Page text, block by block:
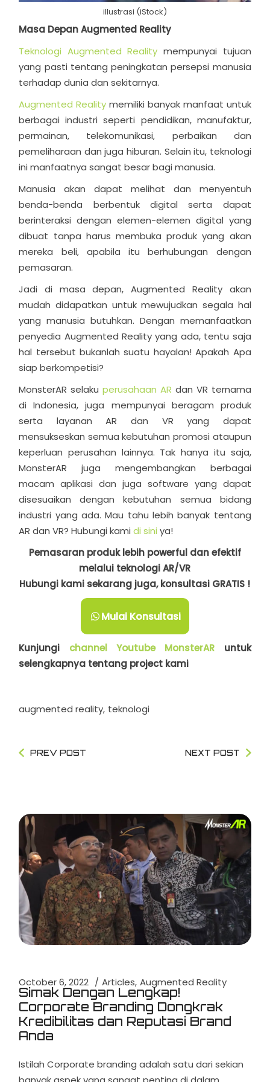
illustrasi (iStock)
Masa Depan Augmented Reality
Teknologi Augmented Reality mempunyai tujuan
yang pasti tentang peningkatan persepsi manusia
terhadap dunia dan sekitarnya.
Augmented Reality memiliki banyak manfaat untuk
berbagai industri seperti pendidikan, manufaktur,
permainan, telekomunikasi, perbaikan dan
pemeliharaan dan juga hiburan. Selain itu, teknologi
ini manfaatnya sangat besar bagi manusia.
Manusia akan dapat melihat dan menyentuh
benda-benda berbentuk digital serta dapat
berinteraksi dengan elemen-elemen digital yang
dibuat tanpa harus membuka produk yang akan
mereka beli, apabila itu berhubungan dengan
pemasaran.
Jadi di masa depan, Augmented Reality akan
mudah didapatkan untuk mewujudkan segala hal
yang manusia butuhkan. Dengan memanfaatkan
penyedia Augmented Reality yang ada, tentu saja
hal tersebut bukanlah suatu hayalan! Apakah Apa
siap berkompetisi?
MonsterAR selakuperusahaan AR dan VR ternama
di Indonesia, juga mempunyai beragam produk
serta layanan AR dan VR yang dapat
mensukseskan semua kebutuhan promosi ataupun
keperluan perusahan lainnya. Tak hanya itu saja,
MonsterAR juga mengembangkan berbagai
macam aplikasi dan juga software yang dapat
disesuaikan dengan kebutuhan semua bidang
industri yang ada. Mau tahu lebih banyak tentang
AR dan VR? Hubungi kami di sini ya!
Pemasaran produk lebih powerful dan efektif
melalui teknologi AR/VR
Hubungi kami sekarang juga, konsultasi GRATIS !
Mulai Konsultasi
Kunjungi channel Youtube MonsterAR untuk
selengkapnya tentang project kami
augmented reality teknologi
PREV POST NEXT POST
October 6, 2022 Articles Augmented Reality
Simak Dengan Lengkap!
Corporate Branding Dongkrak
Kredibilitas dan Reputasi Brand
Anda
Istilah Corporate branding adalah satu dari sekian